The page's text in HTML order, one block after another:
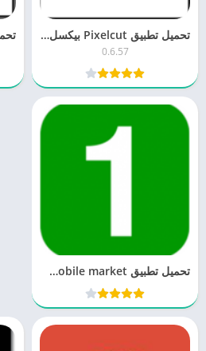
تحميل تطبيق Pixelcut بيكسل كت 0.6 للكمبيوتر والموبايل اخر اصدار مجانا
0.6.57
تحميل تطبيق 1mobile market وان موبايل ماركت 6.8 برابط مباشر مجانا